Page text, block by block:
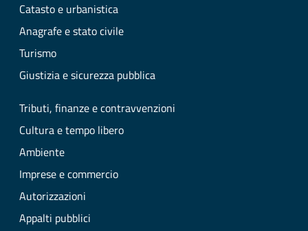
Catasto e urbanistica
Anagrafe e stato civile
Turismo
Giustizia e sicurezza pubblica
Tributi, finanze e contravvenzioni
Cultura e tempo libero
Ambiente
Imprese e commercio
Autorizzazioni
Appalti pubblici